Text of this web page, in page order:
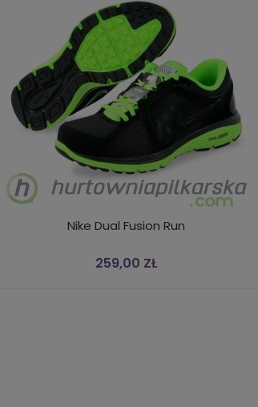
Nike Dual Fusion Run
259,00 ZŁ